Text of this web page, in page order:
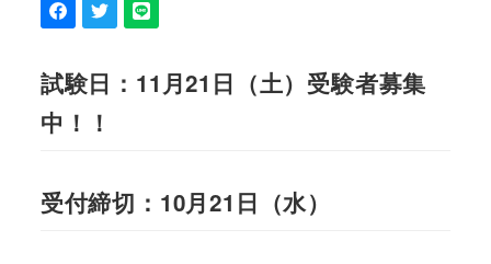
試験日：11月21日（土）受験者募集
中！！
受付締切：10月21日（水）